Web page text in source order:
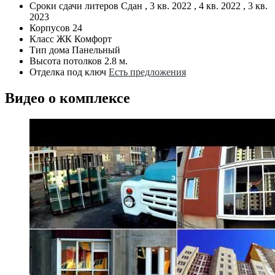
Сроки сдачи литеров Сдан , 3 кв. 2022 , 4 кв. 2022 , 3 кв.
2023
Корпусов 24
Класс ЖК Комфорт
Тип дома Панельный
Высота потолков 2.8 м.
Отделка под ключ Есть предложения
Видео о комплексе